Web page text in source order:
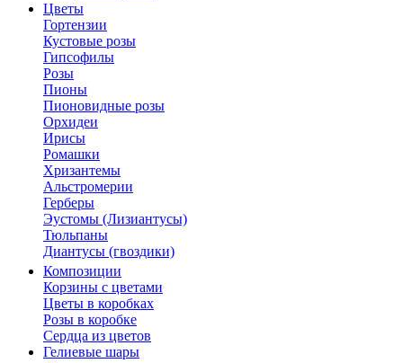
Цветы
Гортензии
Кустовые розы
Гипсофилы
Розы
Пионы
Пионовидные розы
Орхидеи
Ирисы
Ромашки
Хризантемы
Альстромерии
Герберы
Эустомы (Лизиантусы)
Тюльпаны
Диантусы (гвоздики)
Композиции
Корзины с цветами
Цветы в коробках
Розы в коробке
Сердца из цветов
Гелиевые шары